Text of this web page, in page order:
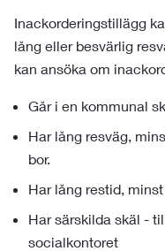
Inackorderingstillägg
lång eller besvärlig
kan ansöka om
Går i en kommunal
Har lång resväg,
bor.
Har lång restid,
Har särskilda skäl -
socialkontoret